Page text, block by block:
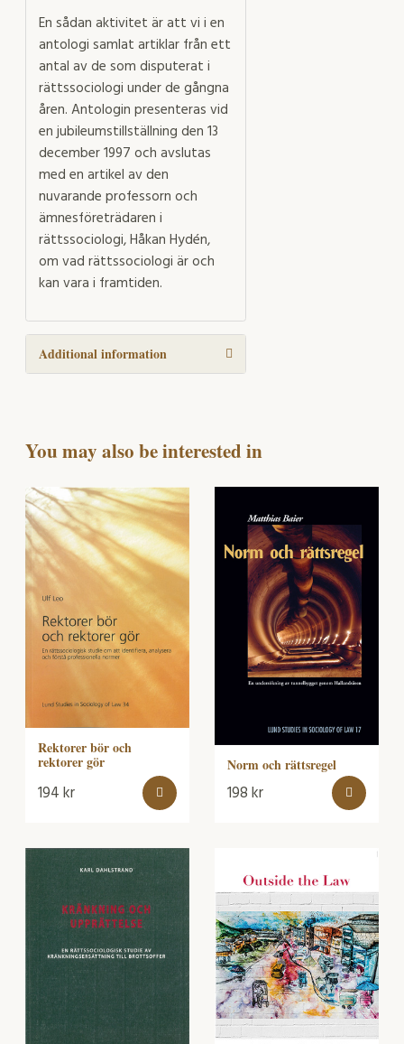
En sådan aktivitet är att vi i en
antologi samlat artiklar från ett
antal av de som disputerat i
rättssociologi under de gångna
åren. Antologin presenteras vid
en jubileumstillställning den 13
december 1997 och avslutas
med en artikel av den
nuvarande professorn och
ämnesföreträdaren i
rättssociologi, Håkan Hydén,
om vad rättssociologi är och
kan vara i framtiden.
Additional information
You may also be interested in
Rektorer bör och
rektorer gör
194kr
Norm och rättsregel
198kr